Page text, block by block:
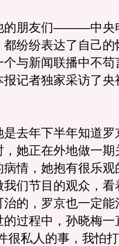
朋友们———中央
纷纷表达了自己
与新闻联播中不苟
记者独家采访了央
去年下半年知道罗
她正在外地做一期
情，她抱有很乐观
们节目的观众，看
的，罗京也一定能
过程中，孙晓梅一
很私人的事，我怕